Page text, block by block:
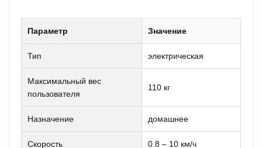
Параметр Значение
Тип электрическая
Максимальный вес
пользователя
110 кг
Назначение домашнее
Скорость 0.8 – 10 км/ч